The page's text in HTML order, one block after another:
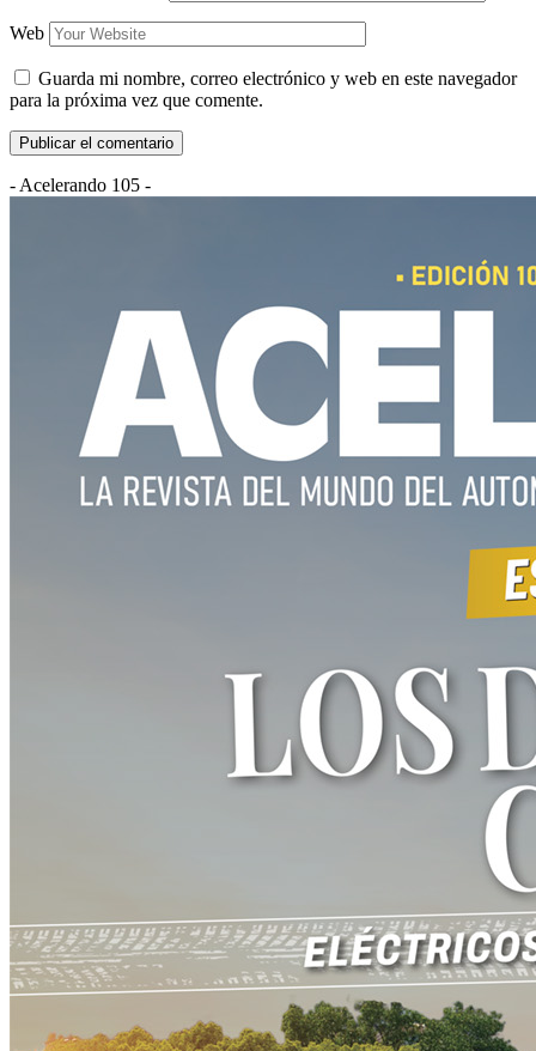
Web
Guarda mi nombre, correo electrónico y web en este navegador
para la próxima vez que comente.
- Acelerando 105 -